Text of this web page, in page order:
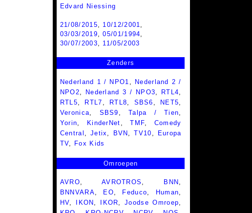
Edvard Niessing
21/08/2015, 10/12/2001,
03/03/2019,05/01/1994,
30/07/2003, 11/05/2003
Zenders
Nederland 1 / NPO1
Nederland 2 /
NPO2
Nederland 3 / NPO3 RTL4
RTL5
RTL7 RTL8 SBS6 NET5
Veronica
SBS9 ,Talpa / Tien
Yorin
KinderNet ,TMF
Comedy
Central
Jetix BVN ,TV10
Europa
TV
Fox Kids
Omroepen
AVRO, AVROTROS , BNN ,
BNNVARA, EO, Feduco, Human,
HV, IKON , IKOR,Joodse Omroep,